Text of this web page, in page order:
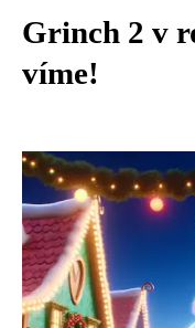
Grinch 2 v
víme!